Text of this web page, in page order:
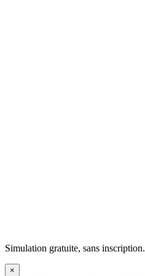
Simulation gratuite, sans inscription.
×